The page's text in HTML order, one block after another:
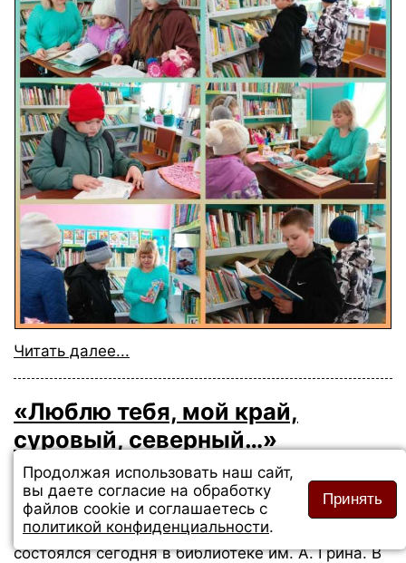
Читать далее...
«Люблю тебя, мой край,
суровый, северный…»
Опубликовано:26 марта 2026
«ЛЮБЛЮ ТЕБЯ, МОЙ КРАЙ, СУРОВЫЙ,
СЕВЕРНЫЙ…» – это название VI Слободского
городского конкурса чтецов-ветеранов, который
состоялся сегодня в библиотеке им. А. Грина. В
Продолжая использовать наш сайт,
вы даете согласие на обработку
файлов cookie и соглашаетесь с
политикой конфиденциальности.
Принять